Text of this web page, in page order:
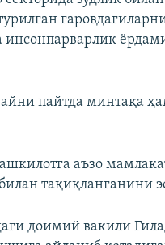
инсонпарварлик
пайтда минтақа
аъзо
тақиқланганини
доимий вакили